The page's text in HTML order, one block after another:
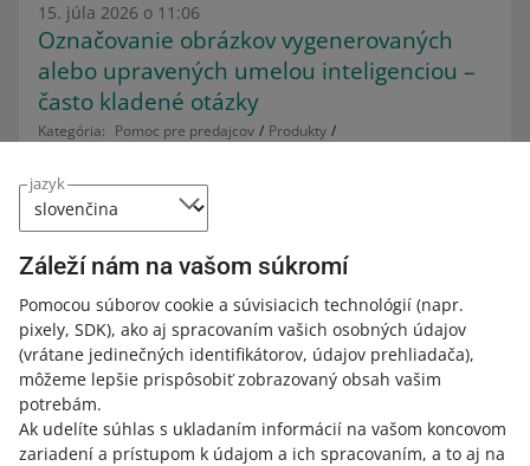
jazyk
Záleží nám na vašom súkromí
Pomocou súborov cookie a súvisiacich technológií (napr.
pixely, SDK), ako aj spracovaním vašich osobných údajov
(vrátane jedinečných identifikátorov, údajov prehliadača),
môžeme lepšie prispôsobiť zobrazovaný obsah vašim
potrebám.
Ak udelíte súhlas s ukladaním informácií na vašom koncovom
zariadení a prístupom k údajom a ich spracovaním, a to aj na
15. júla 2026 o 11:06
Označovanie obrázkov vygenerovaných
alebo upravených umelou inteligenciou –
často kladené otázky
Kategória: Pomoc pre predajcov
Produkty
2. augusta nadobudne účinnosť akt EÚ o umelej
inteligencii. Zavedie nové pravidlá pre transparentnosť
online obsahu generovaného umelou inteligenciou. Aby
sme vám pomohli prispôsobiť sa týmto novým právnym
požiadavkám, čoskoro vám poskytneme beta verziu
nástroja na označovanie obrázkov vo vašich ponukách
vygenerovaných umelou inteligenciou.
ČÍTAŤ VIAC